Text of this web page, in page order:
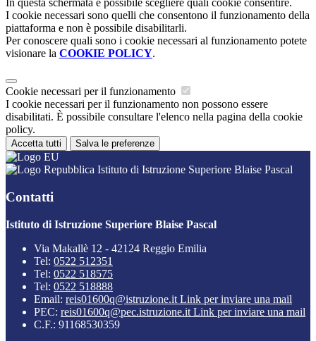
In questa schermata è possibile scegliere quali cookie consentire.
I cookie necessari sono quelli che consentono il funzionamento della
piattaforma e non è possibile disabilitarli.
Per conoscere quali sono i cookie necessari al funzionamento potete
visionare la COOKIE POLICY.
Cookie necessari per il funzionamento
I cookie necessari per il funzionamento non possono essere
disabilitati. È possibile consultare l'elenco nella pagina della cookie
policy.
Accetta tutti Salva le preferenze
Istituto di Istruzione Superiore Blaise Pascal
Contatti
Istituto di Istruzione Superiore Blaise Pascal
Via Makallè 12 - 42124 Reggio Emilia
Tel: 0522 512351
Tel: 0522 518575
Tel: 0522 518888
Email: reis01600q@istruzione.it Link per inviare una mail
PEC: reis01600q@pec.istruzione.it Link per inviare una mail
C.F.: 91168530359